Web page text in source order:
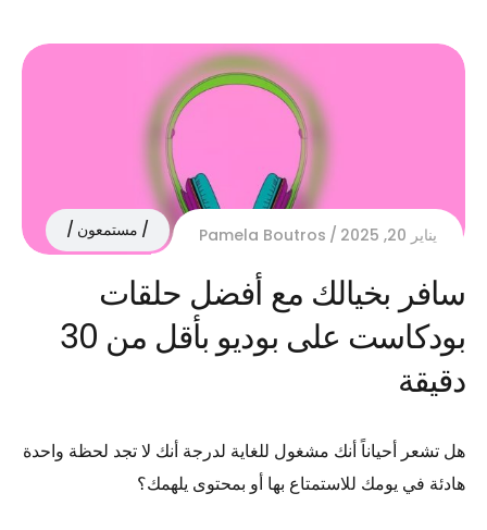
يناير 20, 2025 Pamela Boutros مستمعون
سافر بخيالك مع أفضل حلقات
بودكاست على بوديو بأقل من 30
دقيقة
هل تشعر أحياناً أنك مشغول للغاية لدرجة أنك لا تجد لحظة واحدة
هادئة في يومك للاستمتاع بها أو بمحتوى يلهمك؟